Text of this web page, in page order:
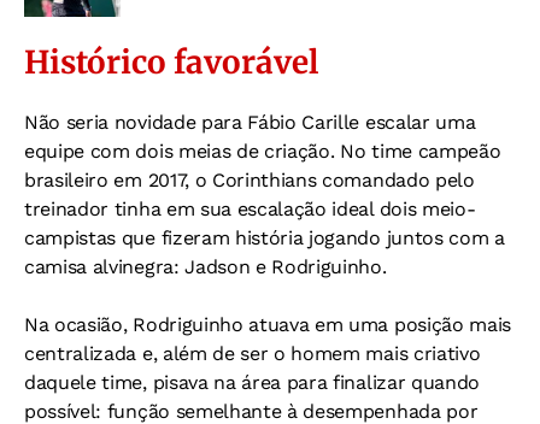
Histórico favorável
Não seria novidade para Fábio Carille escalar uma
equipe com dois meias de criação. No time campeão
brasileiro em 2017, o Corinthians comandado pelo
treinador tinha em sua escalação ideal dois meio-
campistas que fizeram história jogando juntos com a
camisa alvinegra: Jadson e Rodriguinho.
Na ocasião, Rodriguinho atuava em uma posição mais
centralizada e, além de ser o homem mais criativo
daquele time, pisava na área para finalizar quando
possível: função semelhante à desempenhada por